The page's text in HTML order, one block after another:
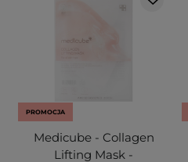
PROMOCJA
Medicube - Collagen
Lifting Mask -